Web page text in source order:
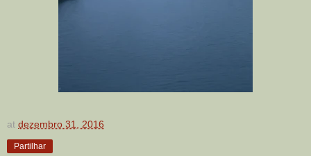
at dezembro 31, 2016
Partilhar